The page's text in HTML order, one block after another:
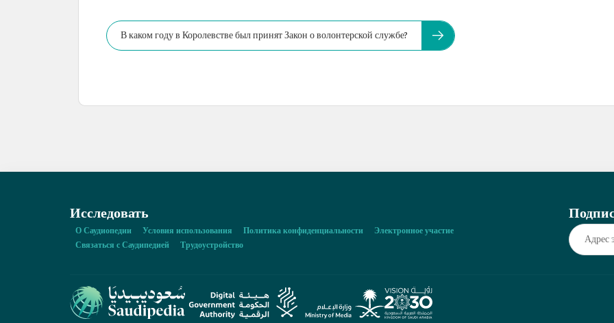
В каком году в Королевстве был принят Закон о волонтерской службе?
Исследовать
О Саудиопедии Условия использования Политика конфиденциальности
Электронное участие
Связаться с Саудипедией
Трудоустройство